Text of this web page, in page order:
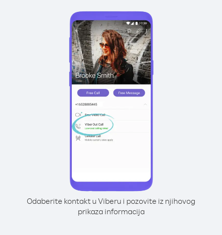
Odaberite kontakt u Viberu i pozovite iz njihovog
prikaza informacija